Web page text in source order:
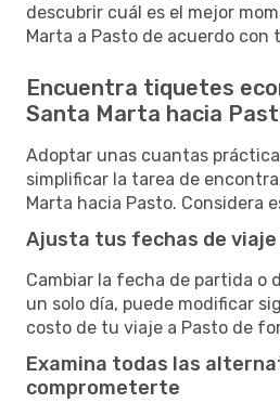
descubrir cuál es el mejor
Marta a Pasto de acuerdo con
Encuentra tiquetes
Santa Marta hacia
Adoptar unas cuantas
simplificar la tarea de
Marta hacia Pasto. Considera
Ajusta tus fechas de
Cambiar la fecha de partida o
un solo día, puede modificar
costo de tu viaje a Pasto de
Examina todas las
comprometerte